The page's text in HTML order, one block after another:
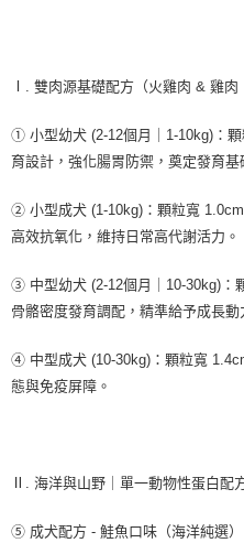
Ⅰ. 雙肉源基礎配方（火雞肉 & 雞肉
① 小型幼犬 (2-12個月｜1-10kg)：
育設計，強化腸胃防禦，奠定發育基
② 小型成犬 (1-10kg)：顆粒寬
高效抗氧化，維持日常高代謝活力。
③ 中型幼犬 (2-12個月｜10-30kg)：
骨骼密度發育調配，精準給予成長動
④ 中型成犬 (10-30kg)：顆粒寬
態與免疫屏障。
Ⅱ. 海洋與山野｜單一動物性蛋白配
⑤ 成犬配方 - 鮭魚口味（海洋純選